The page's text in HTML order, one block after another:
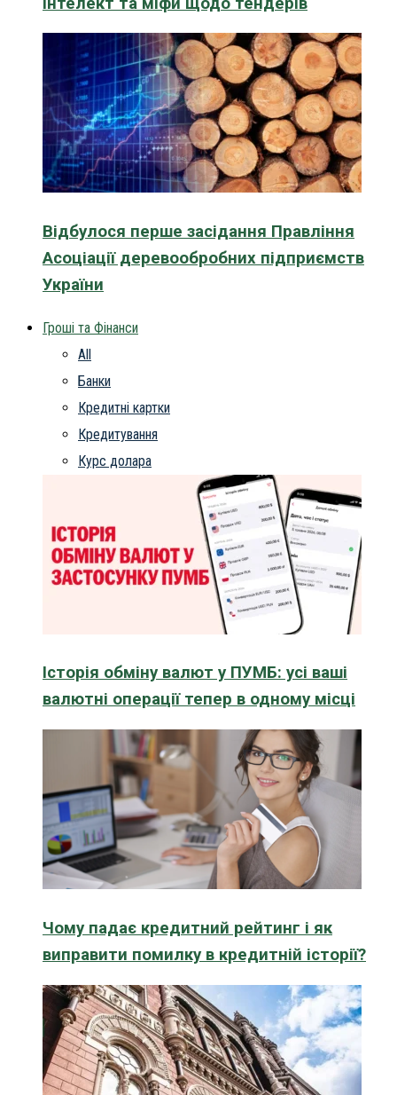
Відбулося перше засідання Правління
Асоціації деревообробних підприємств
України
Гроші та Фінанси
All
Банки
Кредитні картки
Кредитування
Курс долара
Історія обміну валют у ПУМБ: усі ваші
валютні операції тепер в одному місці
Чому падає кредитний рейтинг і як
виправити помилку в кредитній історії?